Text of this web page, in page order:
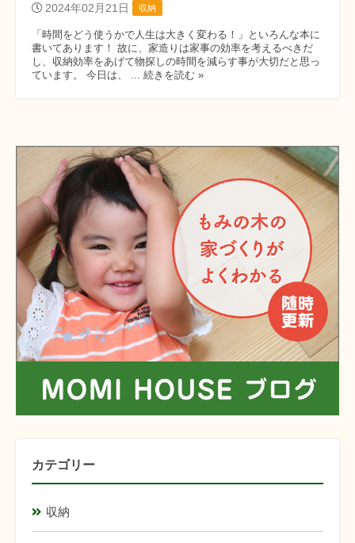
2024年02月21日 収納
「時間をどう使うかで人生は大きく変わる！」といろんな本に
書いてあります！ 故に、家造りは家事の効率を考えるべきだ
し、収納効率をあげて物探しの時間を減らす事が大切だと思っ
ています。 今日は、 ... 続きを読む »
カテゴリー
収納